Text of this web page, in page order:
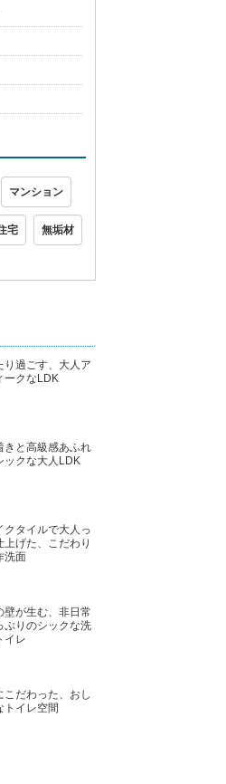
マンション
宅 無垢材
り過ごす、大人ア
ークなLDK
きと高級感あふれ
ックな大人LDK
クタイルで大人っ
上げた、こだわり
洗面
壁が生む、非日常
ぷりのシックな洗
イレ
こだわった、おし
トイレ空間